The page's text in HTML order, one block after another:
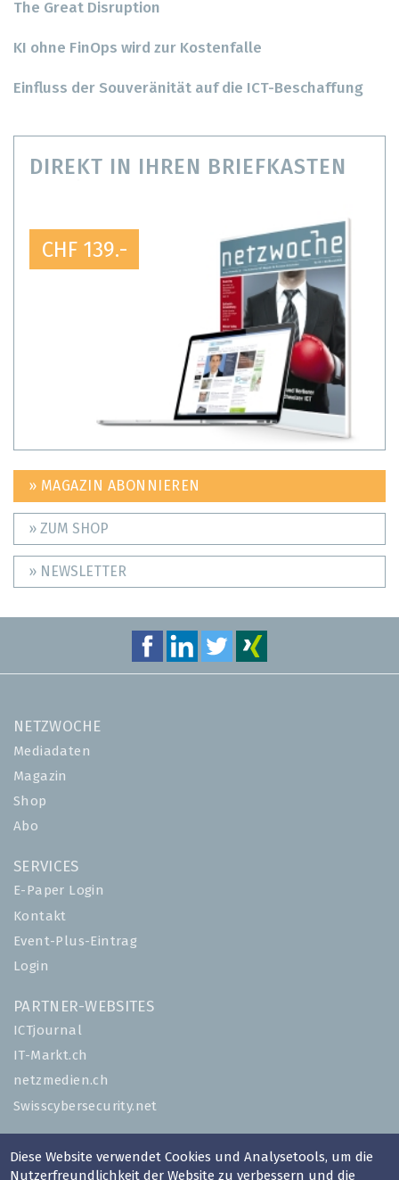
The Great Disruption
KI ohne FinOps wird zur Kostenfalle
Einfluss der Souveränität auf die ICT-Beschaffung
DIREKT IN IHREN BRIEFKASTEN
CHF 139.-
» MAGAZIN ABONNIEREN
» ZUM SHOP
» NEWSLETTER
NETZWOCHE
Mediadaten
Magazin
Shop
Abo
SERVICES
E-Paper Login
Kontakt
Event-Plus-Eintrag
Login
PARTNER-WEBSITES
ICTjournal
IT-Markt.ch
netzmedien.ch
Swisscybersecurity.net
Impressum
Diese Website verwendet Cookies und Analysetools, um die
Nutzerfreundlichkeit der Website zu verbessern und die